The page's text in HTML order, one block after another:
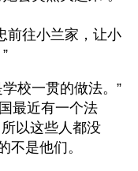
前往小兰家，让小
校一贯的做法。”
最近有一个法
以这些人都没
不是他们。